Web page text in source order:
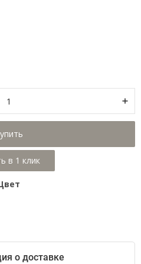
о доставке